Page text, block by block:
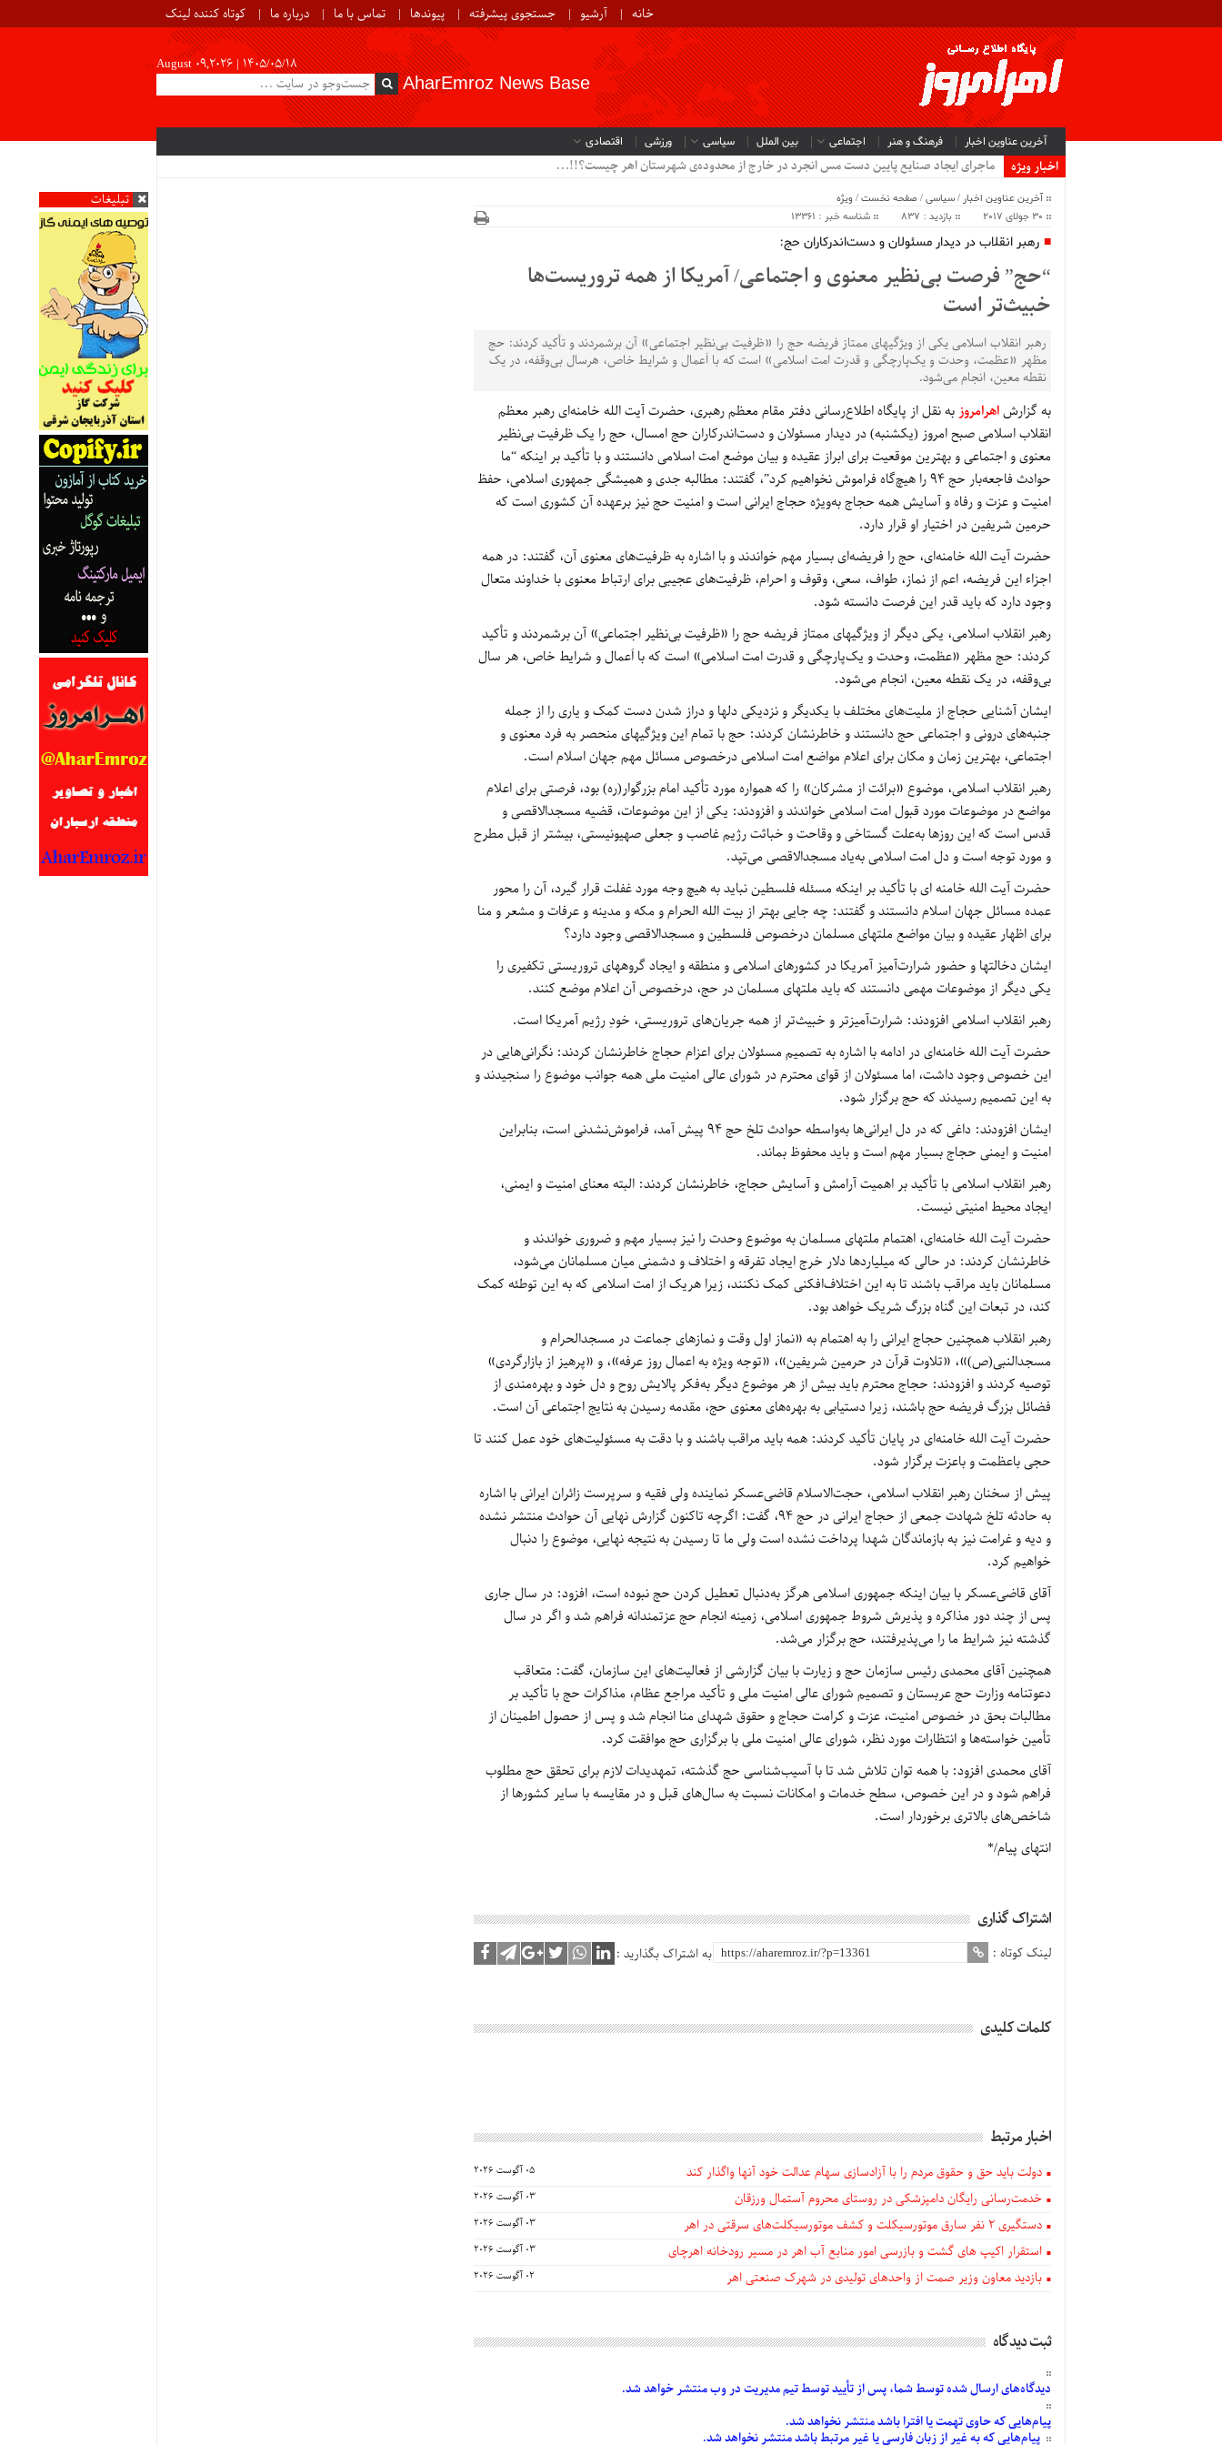
خانه آرشیو جستجوی پیشرفته پیوندها تماس با ما درباره ما کوتاه کننده لینک
August 09,2026 | ۱۴۰۵/۰۵/۱۸
AharEmroz News Base
آخرین عناوین اخبار فرهنگ و هنر اجتماعی بین الملل سیاسی ورزشی اقتصادی
اخبار ویژه
سیب .
تبلیغات
آخرین عناوین اخبار /سیاسی/صفحه نخست/ ویژه
30 جولای 2017
بازدید : 837 شناسه خبر : 13361
رهبر انقلاب در دیدار مسئولان و دست‌اندرکاران حج:
“حج” فرصت بی‌نظیر معنوی و اجتماعی/ آمریکا از همه تروریست‌ها
خبیث‌تر است
رهبر انقلاب اسلامی یکی از ویژگیهای ممتاز فریضه حج را «ظرفیت بی‌نظیر اجتماعی» آن برشمردند و تأکید کردند: حج
مظهر «عظمت، وحدت و یک‌پارچگی و قدرت امت اسلامی» است که با اَعمال و شرایط خاص، هرسال بی‌وقفه، در یک
نقطه معین، انجام می‌شود.
به گزارشاهرامروز به نقل از پایگاه اطلاع‌رسانی دفتر مقام معظم رهبری، حضرت آیت الله خامنه‌ای رهبر معظم
انقلاب اسلامی صبح امروز (یکشنبه) در دیدار مسئولان و دست‌اندرکاران حج امسال، حج را یک ظرفیت بی‌نظیر
معنوی و اجتماعی و بهترین موقعیت برای ابراز عقیده و بیان موضع امت اسلامی دانستند و با تأکید بر اینکه “ما
حوادث فاجعه‌بار حج 94 را هیچ‌گاه فراموش نخواهیم کرد”، گفتند: مطالبه جدی و همیشگی جمهوری اسلامی، حفظ
امنیت و عزت و رفاه و آسایش همه حجاج به‌ویژه حجاج ایرانی است و امنیت حج نیز برعهده آن کشوری است که
حرمین شریفین در اختیار او قرار دارد.
حضرت آیت الله خامنه‌ای، حج را فریضه‌ای بسیار مهم خواندند و با اشاره به ظرفیت‌های معنوی آن، گفتند: در همه
اجزاء این فریضه، اعم از نماز، طواف، سعی، وقوف و احرام، ظرفیت‌های عجیبی برای ارتباط معنوی با خداوند متعال
وجود دارد که باید قدر این فرصت دانسته شود.
رهبر انقلاب اسلامی، یکی دیگر از ویژگیهای ممتاز فریضه حج را «ظرفیت بی‌نظیر اجتماعی» آن برشمردند و تأکید
کردند: حج مظهر «عظمت، وحدت و یک‌پارچگی و قدرت امت اسلامی» است که با اَعمال و شرایط خاص، هر سال
بی‌وقفه، در یک نقطه معین، انجام می‌شود.
ایشان آشنایی حجاج از ملیت‌های مختلف با یکدیگر و نزدیکی دلها و دراز شدن دست کمک و یاری را از جمله
جنبه‌های درونی و اجتماعی حج دانستند و خاطرنشان کردند: حج با تمام این ویژگیهای منحصر به فرد معنوی و
اجتماعی، بهترین زمان و مکان برای اعلام مواضع امت اسلامی درخصوص مسائل مهم جهان اسلام است.
رهبر انقلاب اسلامی، موضوع «برائت از مشرکان» را که همواره مورد تأکید امام بزرگوار(ره) بود، فرصتی برای اعلام
مواضع در موضوعات مورد قبول امت اسلامی خواندند و افزودند: یکی از این موضوعات، قضیه مسجدالاقصی و
قدس است که این روزها به‌علت گستاخی و وقاحت و خباثت رژیم غاصب و جعلی صهیونیستی، بیشتر از قبل مطرح
و مورد توجه است و دل امت اسلامی به‌یاد مسجدالاقصی می‌تپد.
حضرت آیت الله خامنه ای با تأکید بر اینکه مسئله فلسطین نباید به هیچ وجه مورد غفلت قرار گیرد، آن را محور
عمده مسائل جهان اسلام دانستند و گفتند: چه جایی بهتر از بیت الله الحرام و مکه و مدینه و عرفات و مشعر و منا
برای اظهار عقیده و بیان مواضع ملتهای مسلمان درخصوص فلسطین و مسجدالاقصی وجود دارد؟
ایشان دخالتها و حضور شرارت‌آمیز آمریکا در کشورهای اسلامی و منطقه و ایجاد گروههای تروریستی تکفیری را
یکی دیگر از موضوعات مهمی دانستند که باید ملتهای مسلمان در حج، درخصوص آن اعلام موضع کنند.
رهبر انقلاب اسلامی افزودند: شرارت‌آمیزتر و خبیث‌تر از همه جریان‌های تروریستی، خودِ رژیم آمریکا است.
حضرت آیت الله خامنه‌ای در ادامه با اشاره به تصمیم مسئولان برای اعزام حجاج خاطرنشان کردند: نگرانی‌هایی در
این خصوص وجود داشت، اما مسئولان از قوای محترم در شورای عالی امنیت ملی همه جوانب موضوع را سنجیدند و
به این تصمیم رسیدند که حج برگزار شود.
ایشان افزودند: داغی که در دل ایرانی‌ها به‌واسطه حوادث تلخ حج 94 پیش آمد، فراموش‌نشدنی است، بنابراین
امنیت و ایمنی حجاج بسیار مهم است و باید محفوظ بماند.
رهبر انقلاب اسلامی با تأکید بر اهمیت آرامش و آسایش حجاج، خاطرنشان کردند: البته معنای امنیت و ایمنی،
ایجاد محیط امنیتی نیست.
حضرت آیت الله خامنه‌ای، اهتمام ملتهای مسلمان به موضوع وحدت را نیز بسیار مهم و ضروری خواندند و
خاطرنشان کردند: در حالی که میلیاردها دلار خرج ایجاد تفرقه و اختلاف و دشمنی میان مسلمانان می‌شود،
مسلمانان باید مراقب باشند تا به این اختلاف‌افکنی کمک نکنند، زیرا هریک از امت اسلامی که به این توطئه کمک
کند، در تبعات این گناه بزرگ شریک خواهد بود.
رهبر انقلاب همچنین حجاج ایرانی را به اهتمام به «نماز اول وقت و نمازهای جماعت در مسجدالحرام و
مسجدالنبی(ص)»، «تلاوت قرآن در حرمین شریفین»، «توجه ویژه به اعمال روز عرفه»، و «پرهیز از بازارگردی»
توصیه کردند و افزودند: حجاج محترم باید بیش از هر موضوع دیگر به‌فکر پالایش روح و دل خود و بهره‌مندی از
فضائل بزرگ فریضه حج باشند، زیرا دستیابی به بهره‌های معنوی حج، مقدمه رسیدن به نتایج اجتماعی آن است.
حضرت آیت الله خامنه‌ای در پایان تأکید کردند: همه باید مراقب باشند و با دقت به مسئولیت‌های خود عمل کنند تا
حجی باعظمت و باعزت برگزار شود.
پیش از سخنان رهبر انقلاب اسلامی، حجت‌الاسلام قاضی‌عسکر نماینده ولی فقیه و سرپرست زائران ایرانی با اشاره
به حادثه تلخ شهادت جمعی از حجاج ایرانی در حج 94، گفت: اگرچه تاکنون گزارش نهایی آن حوادث منتشر نشده
و دیه و غرامت نیز به بازماندگان شهدا پرداخت نشده است ولی ما تا رسیدن به نتیجه نهایی، موضوع را دنبال
خواهیم کرد.
آقای قاضی‌عسکر با بیان اینکه جمهوری اسلامی هرگز به‌دنبال تعطیل کردن حج نبوده است، افزود: در سال جاری
پس از چند دور مذاکره و پذیرش شروط جمهوری اسلامی، زمینه انجام حج عزتمندانه فراهم شد و اگر در سال
گذشته نیز شرایط ما را می‌پذیرفتند، حج برگزار می‌شد.
همچنین آقای محمدی رئیس سازمان حج و زیارت با بیان گزارشی از فعالیت‌های این سازمان، گفت: متعاقب
دعوتنامه وزارت حج عربستان و تصمیم شورای عالی امنیت ملی و تأکید مراجع عظام، مذاکرات حج با تأکید بر
مطالبات بحق در خصوص امنیت، عزت و کرامت حجاج و حقوق شهدای منا انجام شد و پس از حصول اطمینان از
تأمین خواسته‌ها و انتظارات مورد نظر، شورای عالی امنیت ملی با برگزاری حج موافقت کرد.
آقای محمدی افزود: با همه توان تلاش شد تا با آسیب‌شناسی حج گذشته، تمهدیدات لازم برای تحقق حج مطلوب
فراهم شود و در این خصوص، سطح خدمات و امکانات نسبت به سال‌های قبل و در مقایسه با سایر کشورها از
شاخص‌های بالاتری برخوردار است.
انتهای پیام/*
اشتراک گذاری
لینک کوتاه : به اشتراک بگذارید :
کلمات کلیدی
اخبار مرتبط
دولت باید حق و حقوق مردم را با آزادسازی سهام عدالت خود آنها واگذار کند 05 آگوست 2026
خدمت‌رسانی رایگان دامپزشکی در روستای محروم آستمال ورزقان 03 آگوست 2026
دستگيری ۲ نفر سارق موتورسیکلت و کشف موتورسیکلت‌های سرقتی در اهر 03 آگوست 2026
استقرار اکیپ های گشت و بازرسی امور منابع آب اهر در مسیر رودخانه اهرچای 03 آگوست 2026
بازدید معاون وزیر صمت از واحدهای تولیدی در شهرک صنعتی اهر 02 آگوست 2026
ثبت دیدگاه
دیدگاه‌هایارسالشدهتوسط شما، پس از تأییدتوسط تیم مدیریت در وب منتشر خواهد شد.
پیام‌هاییکه حاوی تهمت یا افترا باشد منتشر نخواهد شد.
پیام‌هاییکه به غیر از زبان فارسی یا غیر مرتبط باشد منتشر نخواهد شد.